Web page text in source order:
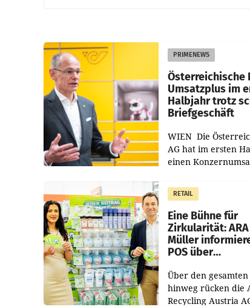
PRIMENEWS
Österreichische
Umsatzplus im
Halbjahr trotz
Briefgeschäft
WIEN Die
AG hat im ersten
einen
erwirtschaftet, was
von 3,8 Prozent
dem
RETAIL
Eine Bühne für
Zirkularität:
Müller
POS über
Über den
hinweg rücken die
Recycling Austria